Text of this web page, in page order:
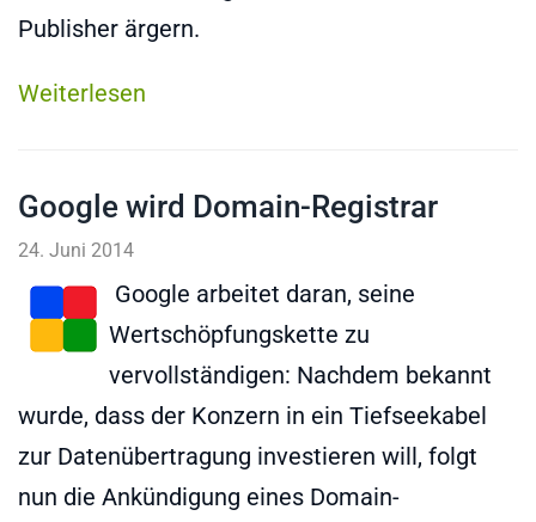
Publisher ärgern.
Weiterlesen
Google wird Domain-Registrar
24. Juni 2014
Google arbeitet daran, seine
Wertschöpfungskette zu
vervollständigen: Nachdem bekannt
wurde, dass der Konzern in ein Tiefseekabel
zur Datenübertragung investieren will, folgt
nun die Ankündigung eines Domain-